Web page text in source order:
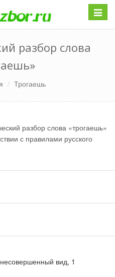
разбор слова
Трогаешь
разбор слова «трогаешь»
с правилами русского
вид, 1